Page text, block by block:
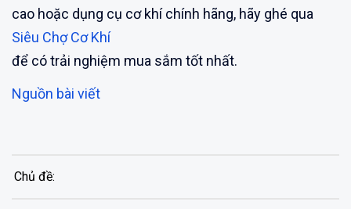
cao hoặc dụng cụ cơ khí chính hãng, hãy ghé qua
Siêu Chợ Cơ Khí
để có trải nghiệm mua sắm tốt nhất.
Nguồn bài viết
Chủ đề: